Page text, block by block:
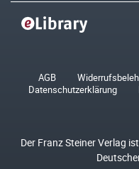
AGB
Datenschutzerklärung
Der Franz Steiner Verlag